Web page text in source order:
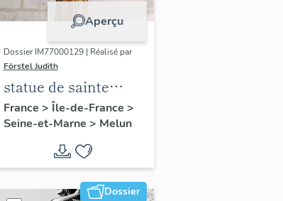
Aperçu
Dossier IM77000129 | Réalisé par
Förstel Judith
statue de sainte
Thérèse de Lisieux
France > Île-de-France >
Seine-et-Marne > Melun
Dossier